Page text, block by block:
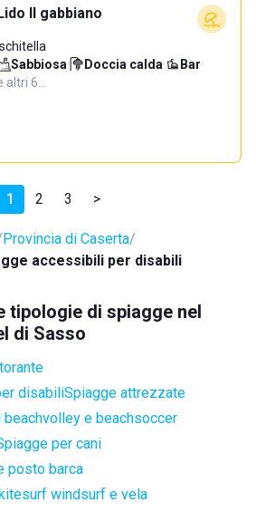
Il gabbiano
Ischitella
Sabbiosa· Doccia calda· Bar·
altri 6…
1 2 3 >
Provincia di Caserta
accessibili per disabili
tipologie di spiagge nel
di Sasso
disabiliSpiagge attrezzate
e beachsoccer
per cani
posto barca
windsurf e vela